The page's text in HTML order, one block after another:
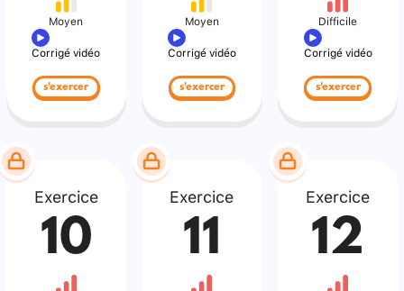
Moyen
Corrigé vidéo
s'exercer
Moyen
Corrigé vidéo
s'exercer
Difficile
Corrigé vidéo
s'exercer
Exercice
10
Exercice
11
Exercice
12